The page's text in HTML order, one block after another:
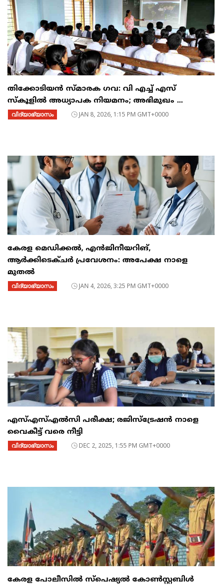
തിക്കോടിയൻ സ്മാരക ഗവ: വി എച്ച് എസ്
സ്കൂളിൽ അധ്യാപക നിയമനം; അഭിമുഖം ...
വിദ്യാഭ്യാസം JAN 8, 2026, 1:15 PM GMT+0000
കേരള മെഡിക്കൽ, എൻജിനീയറിങ്,
ആർക്കിടെക്ചർ പ്രവേശനം: അപേക്ഷ നാളെ
മുതൽ
വിദ്യാഭ്യാസം JAN 4, 2026, 3:25 PM GMT+0000
എസ്എസ്എൽസി പരീക്ഷ; രജിസ്ട്രേഷൻ നാളെ
വൈകീട്ട് വരെ നീട്ടി
വിദ്യാഭ്യാസം DEC 2, 2025, 1:55 PM GMT+0000
കേരള പോലീസിൽ സ്പെഷ്യൽ കോൺസ്റ്റബിൾ